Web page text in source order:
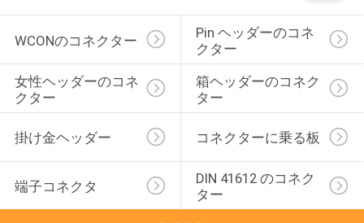
WCONのコネクター
Pin ヘッダーのコネ
クター
女性ヘッダーのコネ
クター
箱ヘッダーのコネク
ター
掛け金ヘッダー コネクターに乗る板
端子コネクタ
DIN 41612 のコネク
ター